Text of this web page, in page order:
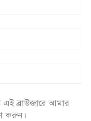
এই ব্রাউজারে আমার
করুন।